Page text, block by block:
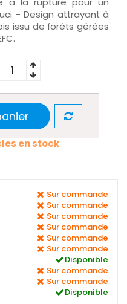
- Design attrayant à
issu de forêts gérées
en stock
Sur commande
Sur commande
Sur commande
Sur commande
Sur commande
Sur commande
Disponible
Sur commande
Sur commande
Disponible